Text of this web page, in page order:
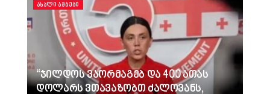
ᲐᲮᲐᲚᲘ ᲐᲛᲑᲔᲑᲘ
“ჯილდოს ვაორმაგებ და 400 ათას
დოლარს ვთავაზობთ ძალოვანს,